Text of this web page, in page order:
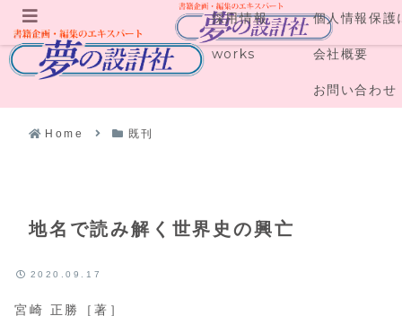
採用情報 個人情報保護
works 会社概要
お問い合わせ
Home 既刊
地名で読み解く世界史の興亡
2020.09.17
宮崎 正勝［著］
メニュー